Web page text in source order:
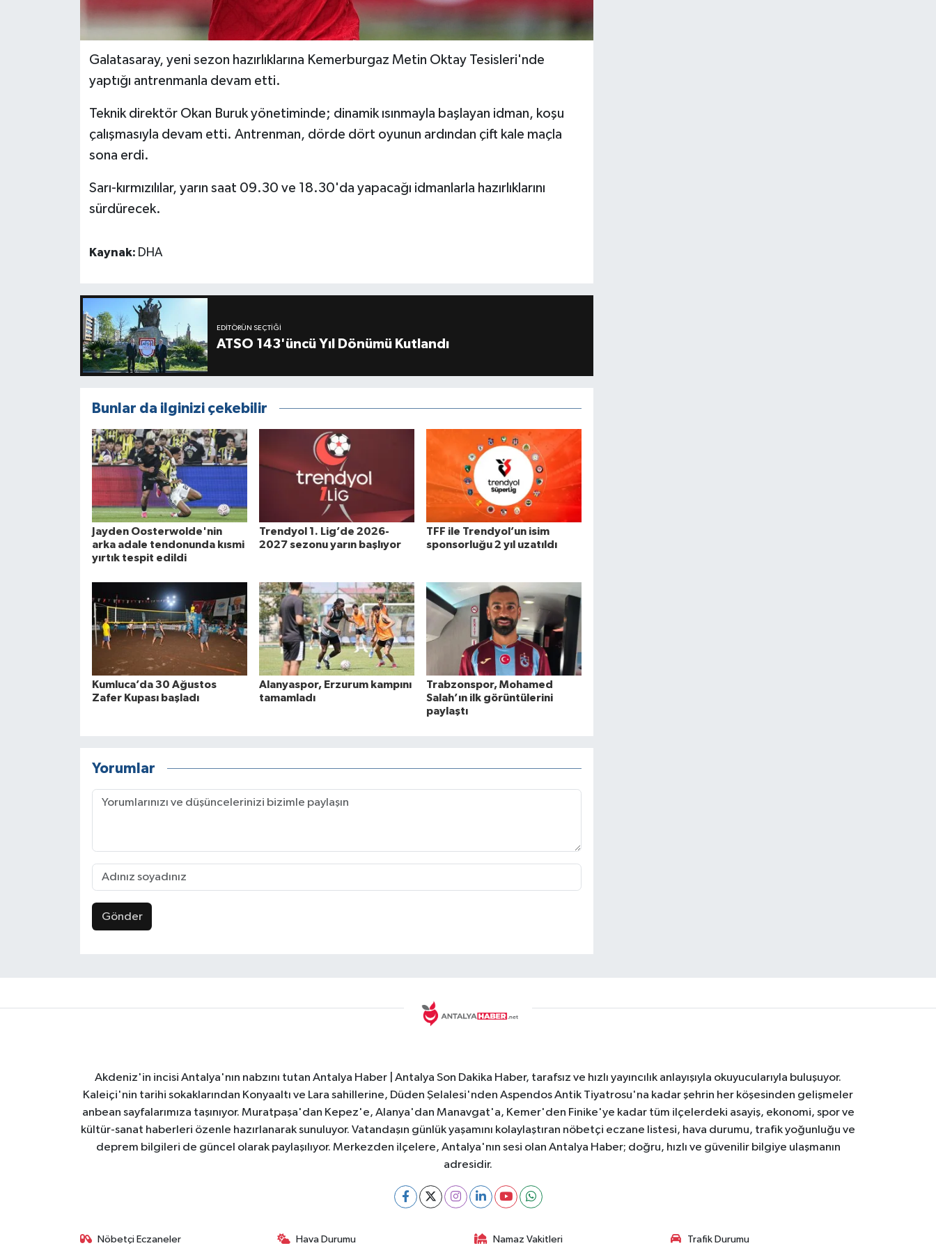
Galatasaray, yeni sezon hazırlıklarına Kemerburgaz Metin Oktay Tesisleri'nde
yaptığı antrenmanla devam etti.
Teknik direktör Okan Buruk yönetiminde; dinamik ısınmayla başlayan idman, koşu
çalışmasıyla devam etti. Antrenman, dörde dört oyunun ardından çift kale maçla
sona erdi.
Sarı-kırmızılılar, yarın saat 09.30 ve 18.30'da yapacağı idmanlarla hazırlıklarını
sürdürecek.
Kaynak: DHA
EDITÖRÜN SEÇTIĞI
ATSO 143'üncü Yıl Dönümü Kutlandı
Bunlar da ilginizi çekebilir
Jayden Oosterwolde'nin
arka adale tendonunda kısmi
yırtık tespit edildi
Trendyol 1. Lig’de 2026-
2027 sezonu yarın başlıyor
TFF ile Trendyol’un isim
sponsorluğu 2 yıl uzatıldı
Kumluca’da 30 Ağustos
Zafer Kupası başladı
Alanyaspor, Erzurum kampını
tamamladı
Trabzonspor, Mohamed
Salah’ın ilk görüntülerini
paylaştı
Yorumlar
Gönder
Akdeniz'in incisi Antalya'nın nabzını tutan Antalya Haber | Antalya Son Dakika Haber, tarafsız ve hızlı yayıncılık anlayışıyla okuyucularıyla buluşuyor.
Kaleiçi'nin tarihi sokaklarından Konyaaltı ve Lara sahillerine, Düden Şelalesi'nden Aspendos Antik Tiyatrosu'na kadar şehrin her köşesinden gelişmeler
anbean sayfalarımıza taşınıyor. Muratpaşa'dan Kepez'e, Alanya'dan Manavgat'a, Kemer'den Finike'ye kadar tüm ilçelerdeki asayiş, ekonomi, spor ve
kültür-sanat haberleri özenle hazırlanarak sunuluyor. Vatandaşın günlük yaşamını kolaylaştıran nöbetçi eczane listesi, hava durumu, trafik yoğunluğu ve
deprem bilgileri de güncel olarak paylaşılıyor. Merkezden ilçelere, Antalya'nın sesi olan Antalya Haber; doğru, hızlı ve güvenilir bilgiye ulaşmanın
adresidir.
Nöbetçi Eczaneler Hava Durumu Namaz Vakitleri Trafik Durumu